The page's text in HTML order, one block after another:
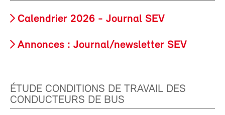
Calendrier 2026 - Journal SEV
Annonces : Journal/newsletter SEV
ÉTUDE CONDITIONS DE TRAVAIL DES
CONDUCTEURS DE BUS